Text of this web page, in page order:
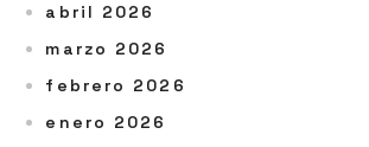
abril 2026
marzo 2026
febrero 2026
enero 2026